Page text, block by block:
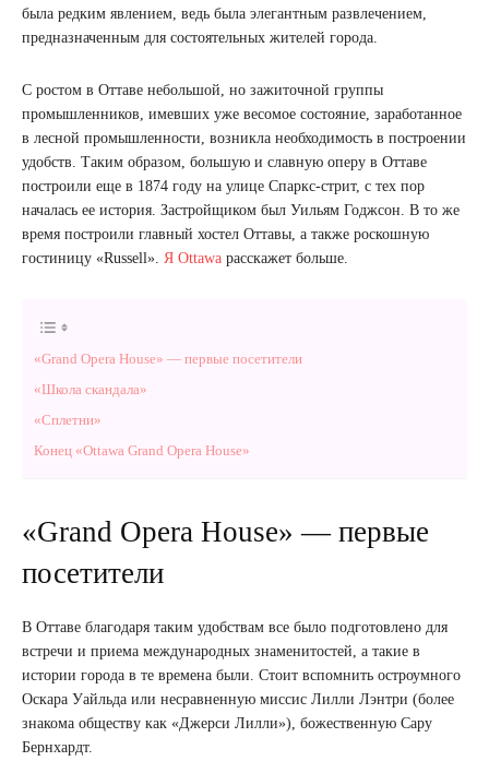
была редким явлением, ведь была элегантным развлечением,
предназначенным для состоятельных жителей города.
С ростом в Оттаве небольшой, но зажиточной группы
промышленников, имевших уже весомое состояние, заработанное
в лесной промышленности, возникла необходимость в построении
удобств. Таким образом, большую и славную оперу в Оттаве
построили еще в 1874 году на улице Спаркс-стрит, с тех пор
началась ее история. Застройщиком был Уильям Годжсон. В то же
время построили главный хостел Оттавы, а также роскошную
гостиницу «Russell». Я Ottawa расскажет больше.
«Grand Opera House» — первые посетители
«Школа скандала»
«Сплетни»
Конец «Ottawa Grand Opera House»
«Grand Opera House» — первые
посетители
В Оттаве благодаря таким удобствам все было подготовлено для
встречи и приема международных знаменитостей, а такие в
истории города в те времена были. Стоит вспомнить остроумного
Оскара Уайльда или несравненную миссис Лилли Лэнтри (более
знакома обществу как «Джерси Лилли»), божественную Сару
Бернхардт.